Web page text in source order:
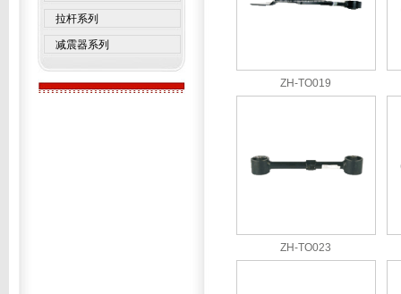
拉杆系列
减震器系列
ZH-TO019
ZH-TO023